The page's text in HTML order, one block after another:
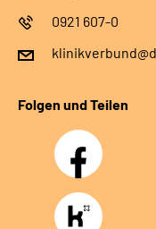
0921 607-0
Folgen und Teilen
Facebook
https://
rentenversicherung-